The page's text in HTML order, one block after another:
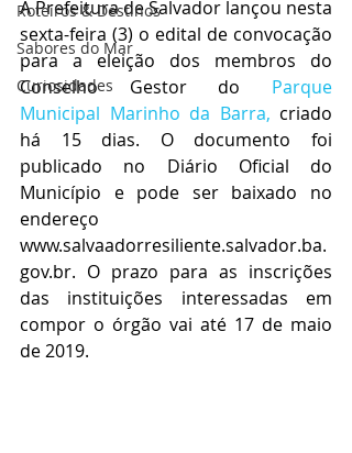
Roteiros & Destinos
Sabores do Mar
Curiosidades
A Prefeitura de Salvador lançou nesta
sexta-feira (3) o edital de convocação
para a eleição dos membros do
Conselho Gestor do Parque
Municipal Marinho da Barra, criado
há 15 dias. O documento foi
publicado no Diário Oficial do
Município e pode ser baixado no
endereço
www.salvaadorresiliente.salvador.ba.
gov.br. O prazo para as inscrições
das instituições interessadas em
compor o órgão vai até 17 de maio
de 2019.